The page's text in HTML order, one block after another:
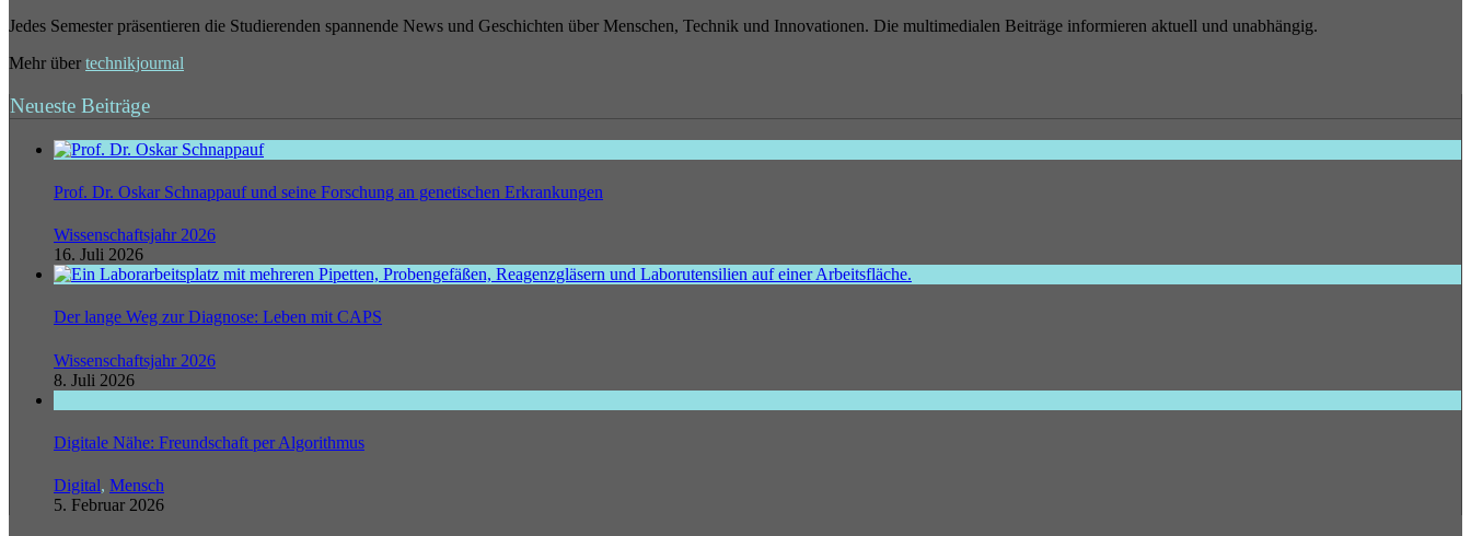
Jedes Semester präsentieren die Studierenden spannende News und Geschichten über Menschen, Technik und Innovationen. Die multimedialen Beiträge informieren aktuell und unabhängig.
Mehr über technikjournal
Neueste Beiträge
Prof. Dr. Oskar Schnappauf und seine Forschung an genetischen Erkrankungen
Wissenschaftsjahr 2026
16. Juli 2026
Der lange Weg zur Diagnose: Leben mit CAPS
Wissenschaftsjahr 2026
8. Juli 2026
Digitale Nähe: Freundschaft per Algorithmus
Digital, Mensch
5. Februar 2026